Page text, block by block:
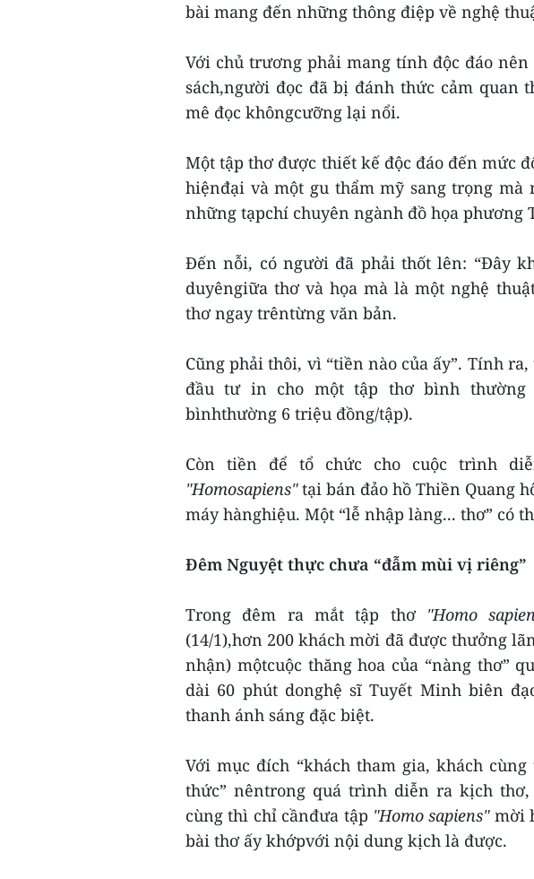
bài mang đến những thông điệp về nghệ
Với chủ trương phải mang tính độc đáo
sách,người đọc đã bị đánh thức cảm quan
mê đọc khôngcưỡng lại nổi.
Một tập thơ được thiết kế độc đáo đến mức
hiệnđại và một gu thẩm mỹ sang trọng
những tạpchí chuyên ngành đồ họa phương
Đến nỗi, có người đã phải thốt lên: “Đây
duyêngiữa thơ và họa mà là một nghệ
thơ ngay trêntừng văn bản.
Cũng phải thôi, vì “tiền nào của ấy”. Tính
đầu tư in cho một tập thơ bình
bìnhthường 6 triệu đồng/tập).
Còn tiền để tổ chức cho cuộc trình
"Homosapiens"tại bán đảo hồ Thiền Quang
máy hànghiệu. Một “lễ nhập làng... thơ” có
Đêm Nguyệt thực chưa “đẫm mùi vị riêng”
Trong đêm ra mắt tập thơ "Homo
(14/1),hơn 200 khách mời đã được thưởng
nhận) mộtcuộc thăng hoa của “nàng thơ”
dài 60 phút donghệ sĩ Tuyết Minh biên
thanh ánh sáng đặc biệt.
Với mục đích “khách tham gia, khách
thức” nêntrong quá trình diễn ra kịch
cùng thì chỉ cầnđưa tập "Homo sapiens"mời
bài thơ ấy khớpvới nội dung kịch là được.